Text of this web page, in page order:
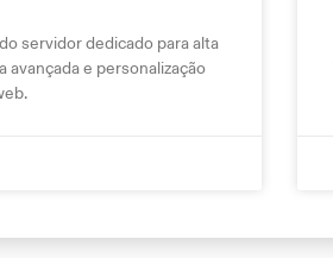
servidor dedicado para alta
avançada e personalização